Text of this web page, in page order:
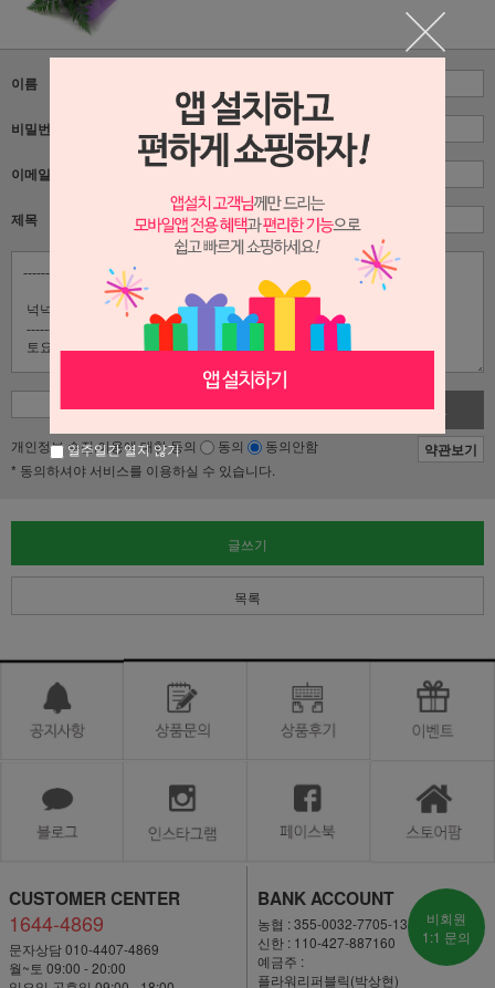
이름
비밀번호
이메일
제목
사진첨부
개인정보 수집,이용에 대한 동의
동의 동의안함 약관보기
* 동의하셔야 서비스를 이용하실 수 있습니다.
글쓰기
목록
CUSTOMER CENTER
1644-4869
문자상담 010-4407-4869
월~토 09:00 - 20:00
BANK ACCOUNT
농협 : 355-0032-7705-13
신한 : 110-427-887160
예금주 :
플라워리퍼블릭(박상현)
비회원
1:1 문의
일주일간 열지 않기